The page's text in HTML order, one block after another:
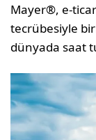
Mayer®, e-
tecrübesiyle
dünyada saat